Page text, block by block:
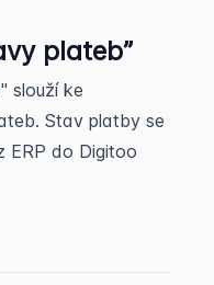
plateb”
slouží ke
Stav platby se
ERP do Digitoo